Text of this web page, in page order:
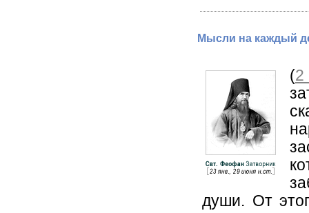
Мысли на каждый
(2
души. От